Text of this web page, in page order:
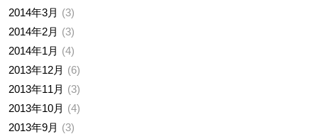
2014年3月
3
2014年2月
3
2014年1月
4
2013年12月
6
2013年11月
3
2013年10月
4
2013年9月
3